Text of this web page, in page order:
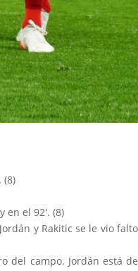
(8)
en el 92'. (8)
y Rakitic se le vio falto
del campo. Jordán está de